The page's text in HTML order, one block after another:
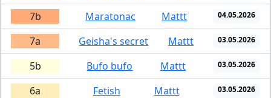
7b Maratonac Mattt 04.05.2026
7a Geisha's secret Mattt 03.05.2026
5b Bufo bufo Mattt 03.05.2026
6a Fetish Mattt 03.05.2026